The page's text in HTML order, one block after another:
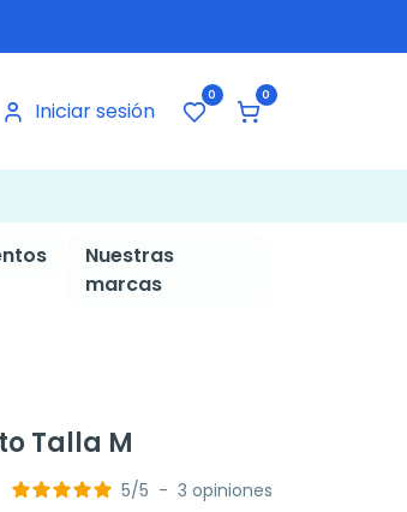
Iniciar sesión
0 0
Nuestras
marcas
Talla M
5/5 - 3 opiniones